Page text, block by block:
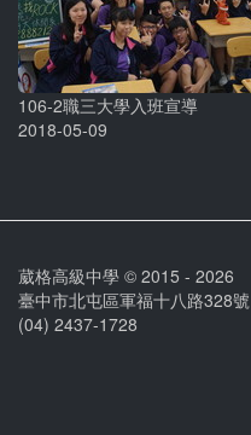
106-2職三大學入班宣導
2018-05-09
葳格高級中學 © 2015 - 2026
臺中市北屯區軍福十八路328號
(04) 2437-1728